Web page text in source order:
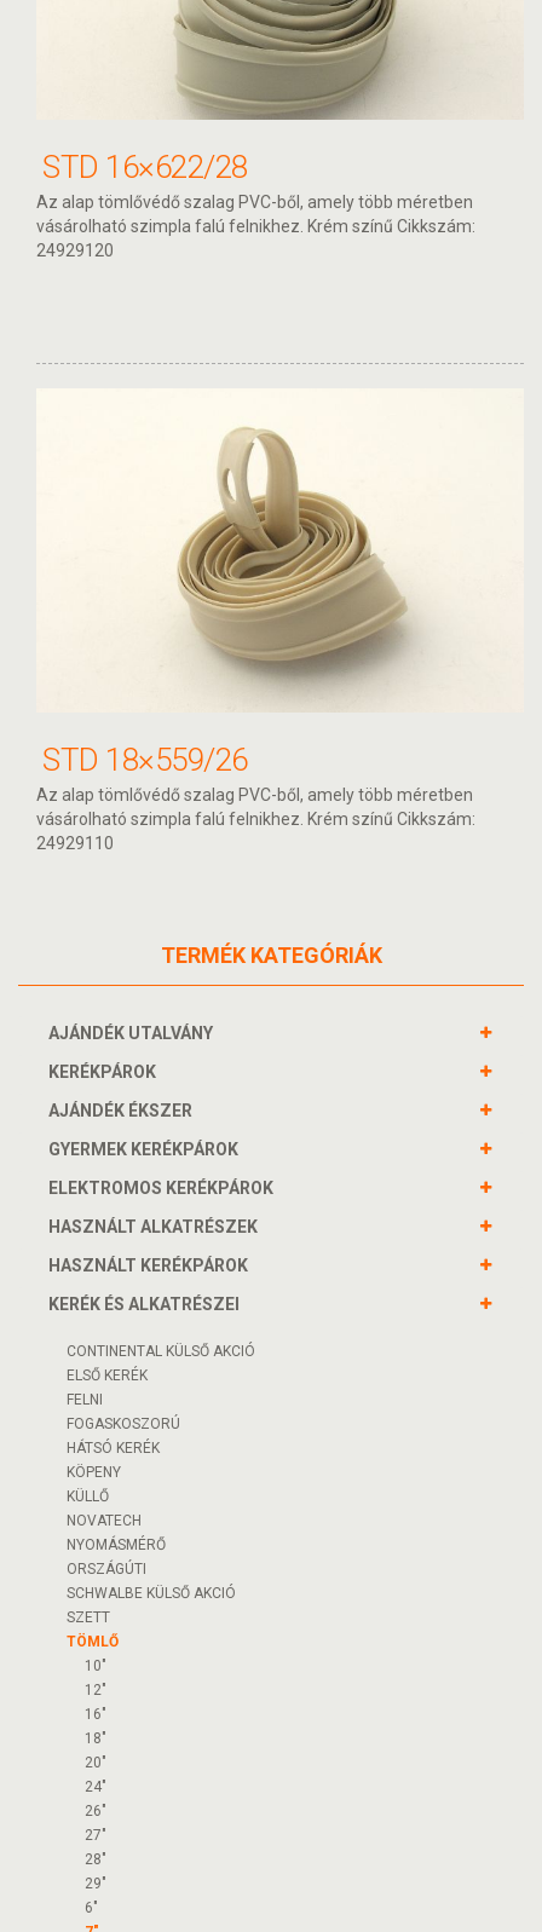
STD 16×622/28
Az alap tömlővédő szalag PVC-ből, amely több méretben
vásárolható szimpla falú felnikhez. Krém színű Cikkszám:
24929120
STD 18×559/26
Az alap tömlővédő szalag PVC-ből, amely több méretben
vásárolható szimpla falú felnikhez. Krém színű Cikkszám:
24929110
TERMÉK KATEGÓRIÁK
AJÁNDÉK UTALVÁNY
KERÉKPÁROK
AJÁNDÉK ÉKSZER
GYERMEK KERÉKPÁROK
ELEKTROMOS KERÉKPÁROK
HASZNÁLT ALKATRÉSZEK
HASZNÁLT KERÉKPÁROK
KERÉK ÉS ALKATRÉSZEI
CONTINENTAL KÜLSŐ AKCIÓ
ELSŐ KERÉK
FELNI
FOGASKOSZORÚ
HÁTSÓ KERÉK
KÖPENY
KÜLLŐ
NOVATECH
NYOMÁSMÉRŐ
ORSZÁGÚTI
SCHWALBE KÜLSŐ AKCIÓ
SZETT
TÖMLŐ
10"
12"
16"
18"
20"
24"
26"
27"
28"
29"
6"